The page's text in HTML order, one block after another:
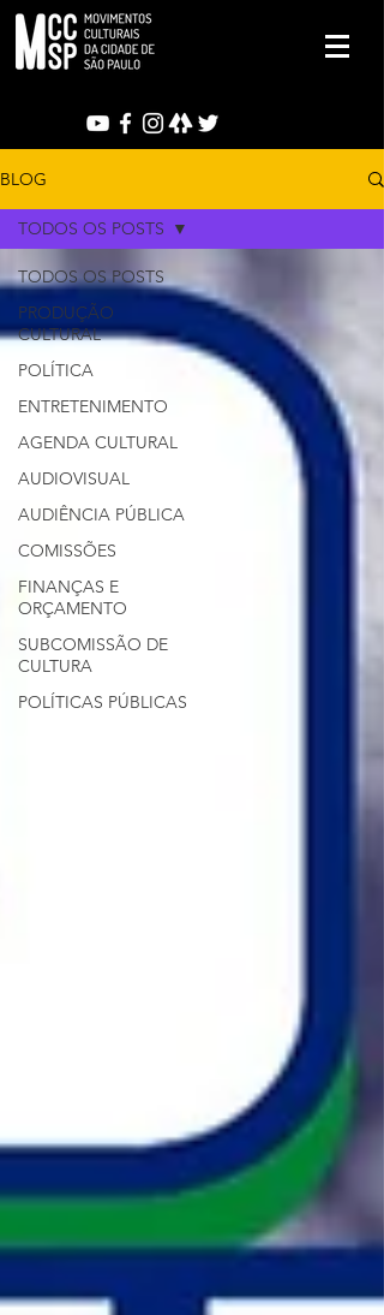
BLOG
TODOS OS POSTS
PRODUÇÃO
CULTURAL
POLÍTICA
ENTRETENIMENTO
AGENDA CULTURAL
AUDIOVISUAL
AUDIÊNCIA PÚBLICA
COMISSÕES
FINANÇAS E
ORÇAMENTO
SUBCOMISSÃO DE
CULTURA
POLÍTICAS PÚBLICAS
TODOS OS POSTS